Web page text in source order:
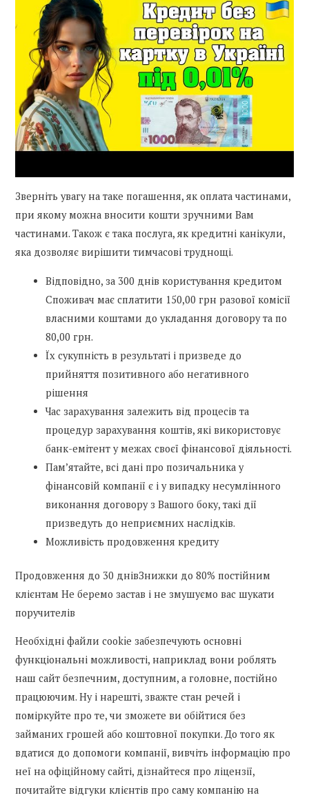
Зверніть увагу на таке погашення, як оплата частинами,
при якому можна вносити кошти зручними Вам
частинами. Також є така послуга, як кредитні канікули,
яка дозволяє вирішити тимчасові труднощі.
Відповідно, за 300 днів користування кредитом
Споживач має сплатити 150,00 грн разової комісії
власними коштами до укладання договору та по
80,00 грн.
Їх сукупність в результаті і призведе до
прийняття позитивного або негативного
рішення
Час зарахування залежить від процесів та
процедур зарахування коштів, які використовує
банк-емітент у межах своєї фінансової діяльності.
Пам’ятайте, всі дані про позичальника у
фінансовій компанії є і у випадку несумлінного
виконання договору з Вашого боку, такі дії
призведуть до неприємних наслідків.
Можливість продовження кредиту
Продовження до 30 днівЗнижки до 80% постійним
клієнтам Не беремо застав і не змушуємо вас шукати
поручителів
Необхідні файли cookie забезпечують основні
функціональні можливості, наприклад вони роблять
наш сайт безпечним, доступним, а головне, постійно
працюючим. Ну і нарешті, зважте стан речей і
поміркуйте про те, чи зможете ви обійтися без
займаних грошей або коштовної покупки. До того як
вдатися до допомоги компанії, вивчіть інформацію про
неї на офіційному сайті, дізнайтеся про ліцензії,
почитайте відгуки клієнтів про саму компанію на